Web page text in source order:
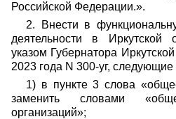
Российской Федерации.».
2. Внести в
деятельности в Иркутской
указом Губернатора
2023 года N 300-уг,
1) в пункте 3 слова
заменить словами
организаций»;